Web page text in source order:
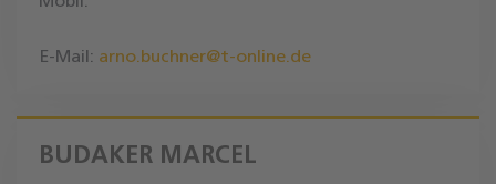
E-Mail: arno.buchner@t-online.de
BUDAKER MARCEL